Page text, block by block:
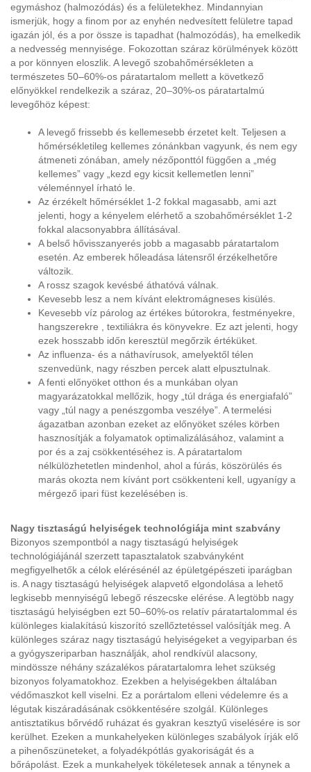
egymáshoz (halmozódás) és a felületekhez. Mindannyian
ismerjük, hogy a finom por az enyhén nedvesített felületre tapad
igazán jól, és a por össze is tapadhat (halmozódás), ha emelkedik
a nedvesség mennyisége. Fokozottan száraz körülmények között
a por könnyen eloszlik. A levegő szobahőmérsékleten a
természetes 50–60%-os páratartalom mellett a következő
előnyökkel rendelkezik a száraz, 20–30%-os páratartalmú
levegőhöz képest:
A levegő frissebb és kellemesebb érzetet kelt. Teljesen a
hőmérsékletileg kellemes zónánkban vagyunk, és nem egy
átmeneti zónában, amely nézőponttól függően a „még
kellemes” vagy „kezd egy kicsit kellemetlen lenni”
véleménnyel írható le.
Az érzékelt hőmérséklet 1-2 fokkal magasabb, ami azt
jelenti, hogy a kényelem elérhető a szobahőmérséklet 1-2
fokkal alacsonyabbra állításával.
A belső hővisszanyerés jobb a magasabb páratartalom
esetén. Az emberek hőleadása látensről érzékelhetőre
változik.
A rossz szagok kevésbé áthatóvá válnak.
Kevesebb lesz a nem kívánt elektromágneses kisülés.
Kevesebb víz párolog az értékes bútorokra, festményekre,
hangszerekre , textiliákra és könyvekre. Ez azt jelenti, hogy
ezek hosszabb időn keresztül megőrzik értéküket.
Az influenza- és a náthavírusok, amelyektől télen
szenvedünk, nagy részben percek alatt elpusztulnak.
A fenti előnyöket otthon és a munkában olyan
magyarázatokkal mellőzik, hogy „túl drága és energiafaló”
vagy „túl nagy a penészgomba veszélye”. A termelési
ágazatban azonban ezeket az előnyöket széles körben
hasznosítják a folyamatok optimalizálásához, valamint a
por és a zaj csökkentéséhez is. A páratartalom
nélkülözhetetlen mindenhol, ahol a fúrás, köszörülés és
marás okozta nem kívánt port csökkenteni kell, ugyanígy a
mérgező ipari füst kezelésében is.
Nagy tisztaságú helyiségek technológiája mint szabvány
Bizonyos szempontból a nagy tisztaságú helyiségek
technológiájánál szerzett tapasztalatok szabványként
megfigyelhetők a célok elérésénél az épületgépészeti iparágban
is. A nagy tisztaságú helyiségek alapvető elgondolása a lehető
legkisebb mennyiségű lebegő részecske elérése. A legtöbb nagy
tisztaságú helyiségben ezt 50–60%-os relatív páratartalommal és
különleges kialakítású kiszorító szellőztetéssel valósítják meg. A
különleges száraz nagy tisztaságú helyiségeket a vegyiparban és
a gyógyszeriparban használják, ahol rendkívül alacsony,
mindössze néhány százalékos páratartalomra lehet szükség
bizonyos folyamatokhoz. Ezekben a helyiségekben általában
védőmaszkot kell viselni. Ez a porártalom elleni védelemre és a
légutak kiszáradásának csökkentésére szolgál. Különleges
antisztatikus bőrvédő ruházat és gyakran kesztyű viselésére is sor
kerülhet. Ezeken a munkahelyeken különleges szabályok írják elő
a pihenőszüneteket, a folyadékpótlás gyakoriságát és a
bőrápolást. Ezek a munkahelyek tökéletesek annak a ténynek a